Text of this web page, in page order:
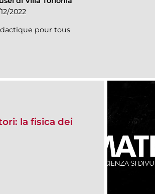
2022
pour tous
la fisica dei